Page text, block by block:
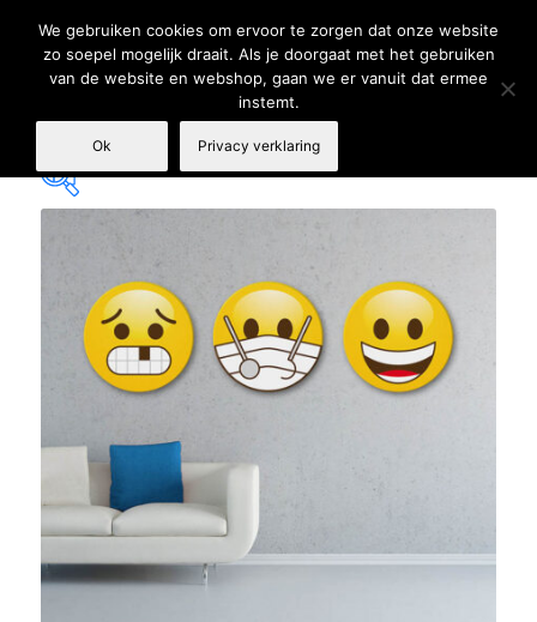
89 119 149
We gebruiken cookies om ervoor te zorgen dat onze website
zo soepel mogelijk draait. Als je doorgaat met het gebruiken
van de website en webshop, gaan we er vanuit dat ermee
instemt.
Ok Privacy verklaring